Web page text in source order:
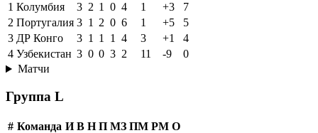
1 Колумбия 3 2 1 0 4 1 +3
7
2 Португалия 3 1 2 0 6 1 +5
5
3 ДР Конго 3 1 1 1 4 3 +1
4
4 Узбекистан 3 0 0 3 2 11 -9
0
Матчи
Группа L
# Команда И В Н П МЗ ПМ РМ О